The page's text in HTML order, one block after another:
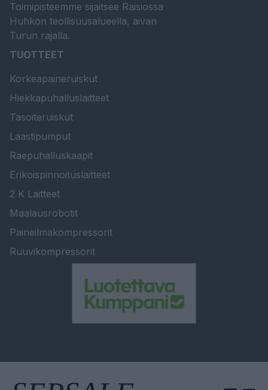
Toimipisteemme sijaitsee Raisiossa
Huhkon teollisuusalueella, aivan
Turun rajalla.
TUOTTEET
Korkeapaineruiskut
Hiekkapuhalluslaitteet
Tasoiteruiskut
Laastipumput
Raepuhalluskaapit
Erikoispinnoituslaitteet
2 K Laitteet
Maalausrobotit
Paineilmakompressorit
Ruuvikompressorit